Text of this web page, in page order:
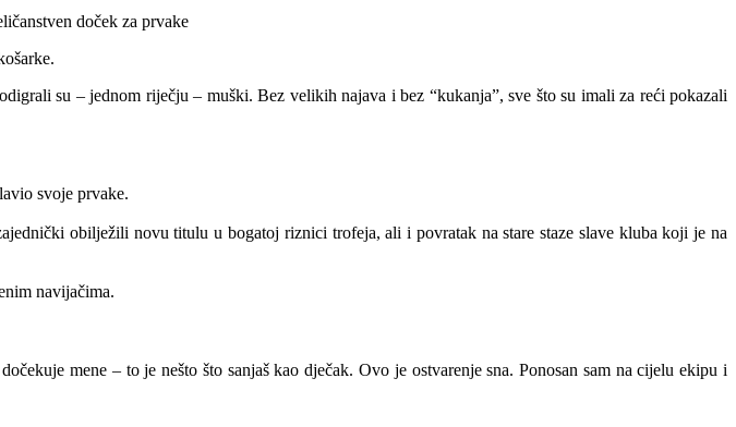
su – jednom riječju – muški. Bez velikih najava i bez “kukanja”, sve što su imali za reći pokazali
svoje prvake.
obilježili novu titulu u bogatoj riznici trofeja, ali i povratak na stare staze slave kluba koji je na
navijačima.
mene – to je nešto što sanjaš kao dječak. Ovo je ostvarenje sna. Ponosan sam na cijelu ekipu i